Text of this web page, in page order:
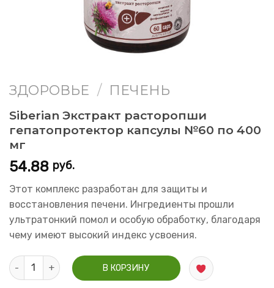
ЗДОРОВЬЕ / ПЕЧЕНЬ
Siberian Экстракт расторопши
гепатопротектор капсулы №60 по 400
мг
54.88 руб.
Этот комплекс разработан для защиты и
восстановления печени. Ингредиенты прошли
ультратонкий помол и особую обработку, благодаря
чему имеют высокий индекс усвоения.
Количество Siberian Экстракт расторопши
В КОРЗИНУ